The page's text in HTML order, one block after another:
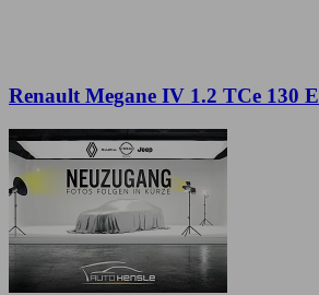
Renault Megane IV 1.2 TCe 130